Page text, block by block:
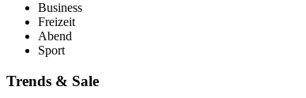
Business
Freizeit
Abend
Sport
Trends & Sale